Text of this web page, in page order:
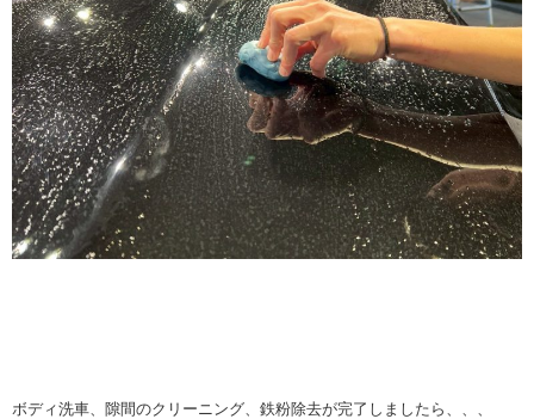
ボディ洗車、隙間のクリーニング、鉄粉除去が完了しましたら、、、